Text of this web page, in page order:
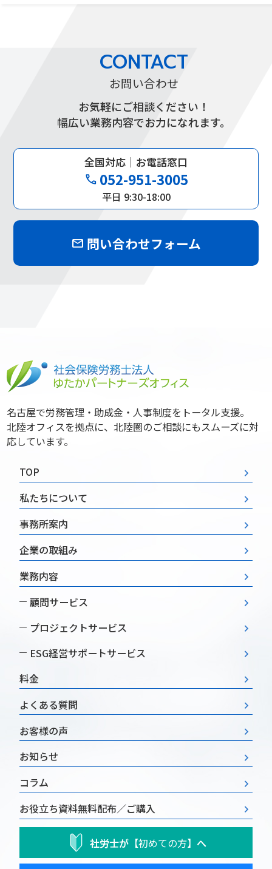
CONTACT
お問い合わせ
お気軽にご相談ください！
幅広い業務内容でお力になれます。
全国対応｜お電話窓口
phone 052-951-3005
平日 9:30-18:00
mail 問い合わせフォーム
名古屋で労務管理・助成金・人事制度をトータル支援。
北陸オフィスを拠点に、北陸圏のご相談にもスムーズに対
応しています。
TOP
私たちについて
事務所案内
企業の取組み
業務内容
顧問サービス
プロジェクトサービス
ESG経営サポートサービス
料金
よくある質問
お客様の声
お知らせ
コラム
お役立ち資料無料配布／ご購入
社労士が【初めての方】 へ